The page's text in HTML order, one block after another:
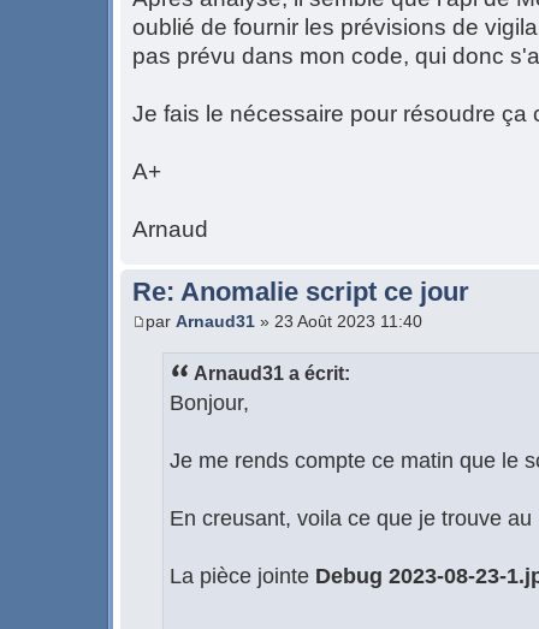
oublié de fournir les prévisions de
pas prévu dans mon code, qui donc
Je fais le nécessaire pour résoudre ça
A+
Arnaud
Re: Anomalie script ce jour
par Arnaud31 » 23 Août 2023 11:40
Arnaud31 a écrit:
Bonjour,
Je me rends compte ce matin que le
En creusant, voila ce que je trouve
La pièce jointe Debug 2023-08-23-